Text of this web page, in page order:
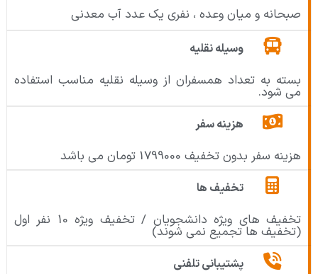
صبحانه و میان وعده ، نفری یک عدد آب معدنی
وسیله نقلیه
بسته به تعداد همسفران از وسیله نقلیه مناسب استفاده
می شود.
هزینه سفر
هزینه سفر بدون تخفیف 1799000 تومان می باشد
تخفیف ها
تخفیف های ویژه دانشجویان / تخفیف ویژه 10 نفر اول
(تخفیف ها تجمیع نمی شوند)
پشتیبانی تلفنی